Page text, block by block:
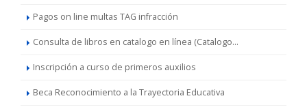
Pagos on line multas TAG infracción
Consulta de libros en catalogo en línea (Catalogo...
Inscripción a curso de primeros auxilios
Beca Reconocimiento a la Trayectoria Educativa